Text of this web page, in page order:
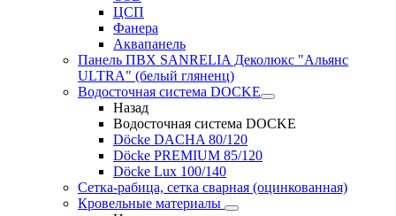
ЦСП
Фанера
Аквапанель
Панель ПВХ SANRELIA Деколюкс "Альянс
ULTRA" (белый гляненц)
Водосточная система DOCKE
Назад
Водосточная система DOCKE
Döсkе DACHA 80/120
Döcke PREMIUM 85/120
Döсkе Luх 100/140
Сетка-рабица, сетка сварная (оцинкованная)
Кровельные материалы